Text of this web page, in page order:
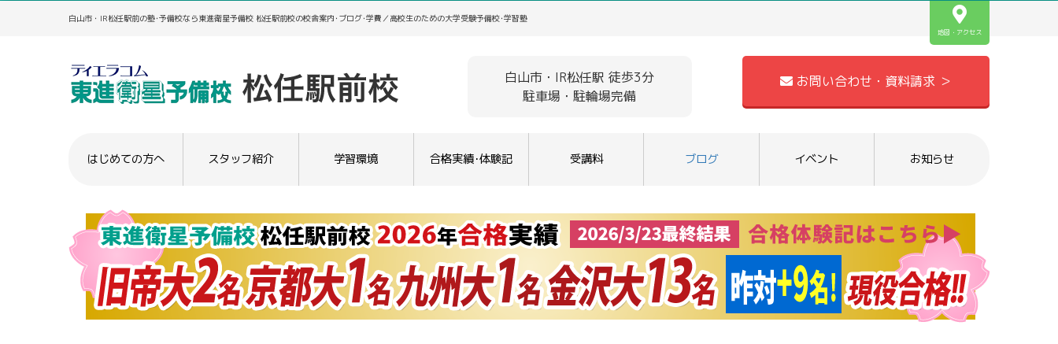
白山市・IR松任駅前の塾･予備校なら東進衛星予備校 松任駅前校の校舎案内･ブログ･学費／高校生のための大学受験予備校･学習塾
地図・アクセス
白山市・IR松任駅 徒歩3分
駐車場・駐輪場完備
お問い合わせ・資料請求 ＞
はじめての方へ スタッフ紹介 学習環境 合格実績･体験記 受講料 ブログ イベント お知らせ